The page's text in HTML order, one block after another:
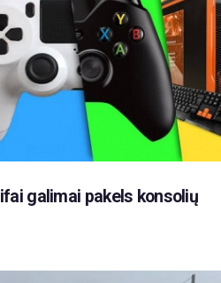
galimai pakels konsolių